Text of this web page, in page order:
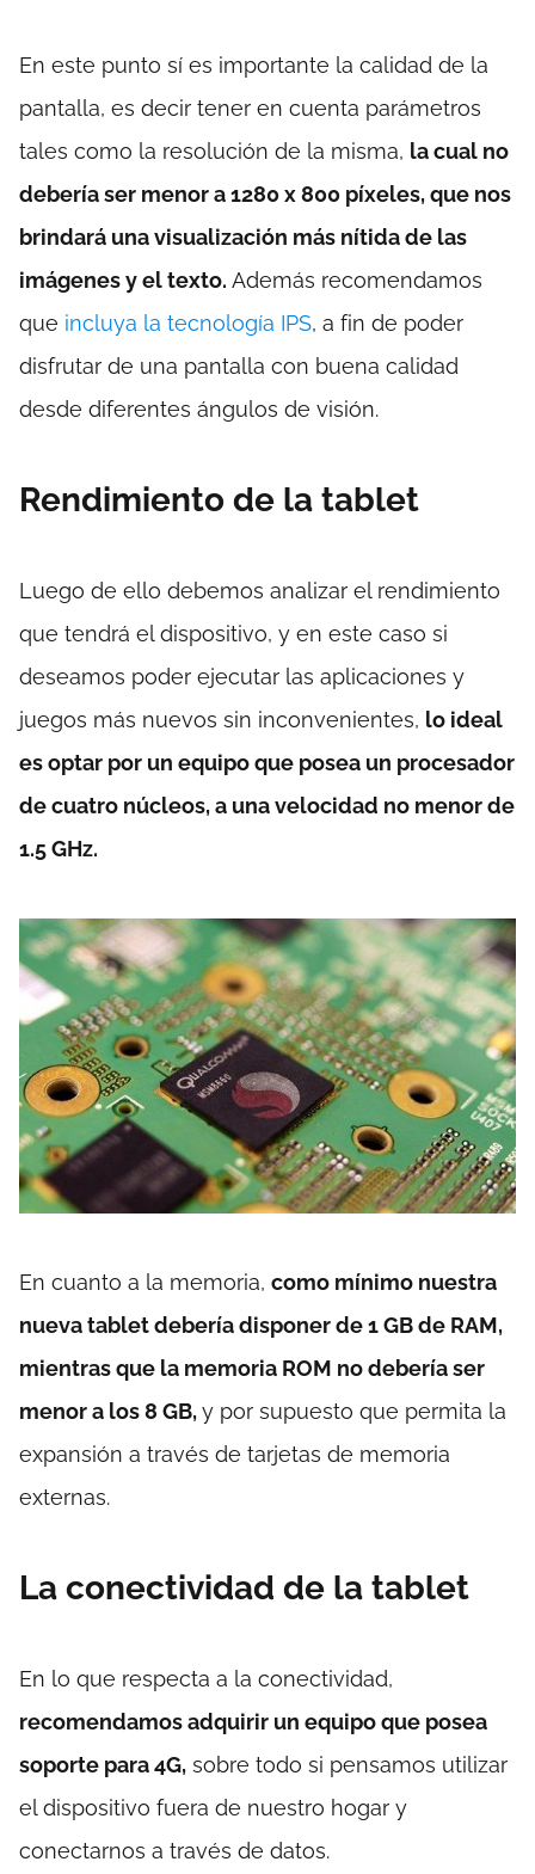
En este punto sí es importante la calidad de la
pantalla, es decir tener en cuenta parámetros
tales como la resolución de la misma, la cual no
debería ser menor a 1280 x 800 píxeles, que nos
brindará una visualización más nítida de las
imágenes y el texto. Además recomendamos
que incluya la tecnología IPS, a fin de poder
disfrutar de una pantalla con buena calidad
desde diferentes ángulos de visión.
Rendimiento de la tablet
Luego de ello debemos analizar el rendimiento
que tendrá el dispositivo, y en este caso si
deseamos poder ejecutar las aplicaciones y
juegos más nuevos sin inconvenientes, lo ideal
es optar por un equipo que posea un procesador
de cuatro núcleos, a una velocidad no menor de
1.5 GHz.
En cuanto a la memoria, como mínimo nuestra
nueva tablet debería disponer de 1 GB de RAM,
mientras que la memoria ROM no debería ser
menor a los 8 GB,y por supuesto que permita la
expansión a través de tarjetas de memoria
externas.
La conectividad de la tablet
En lo que respecta a la conectividad,
recomendamos adquirir un equipo que posea
soporte para 4G, sobre todo si pensamos utilizar
el dispositivo fuera de nuestro hogar y
conectarnos a través de datos.